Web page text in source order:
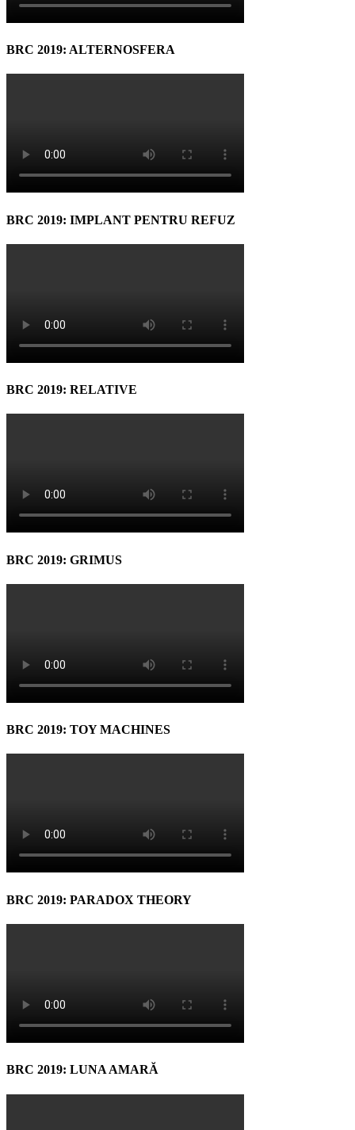
BRC 2019: ALTERNOSFERA
BRC 2019: IMPLANT PENTRU REFUZ
BRC 2019: RELATIVE
BRC 2019: GRIMUS
BRC 2019: TOY MACHINES
BRC 2019: PARADOX THEORY
BRC 2019: LUNA AMARĂ